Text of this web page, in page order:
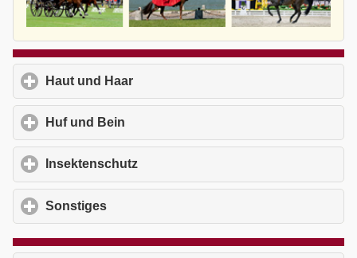
Haut und Haar
Huf und Bein
Insektenschutz
Sonstiges